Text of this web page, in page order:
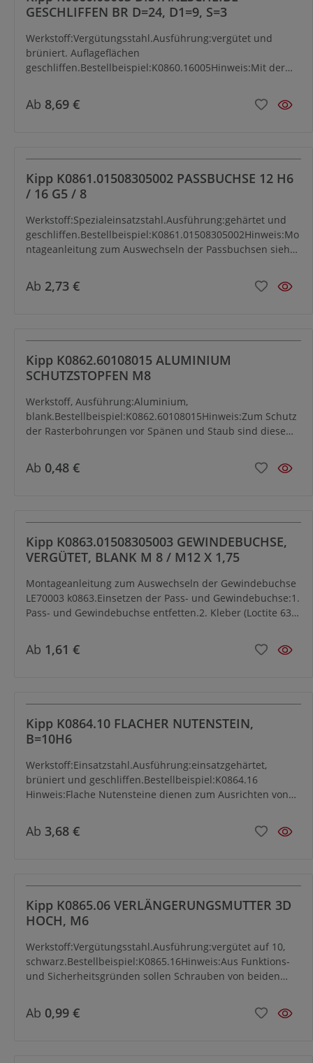
GESCHLIFFEN BR D=24, D1=9, S=3
Werkstoff:Vergütungsstahl.Ausführung:vergütet und
brüniert. Auflageflächen
geschliffen.Bestellbeispiel:K0860.16005Hinweis:Mit der
und Spannhakenaufnahmen verändert werden. Wird die
Distanzscheibe zwischen Grundkörper und
Ab 8,69 €
Kipp K0861.01508305002 PASSBUCHSE 12 H6
/ 16 G5 / 8
Werkstoff:Spezialeinsatzstahl.Ausführung:gehärtet und
geschliffen.Bestellbeispiel:K0861.01508305002Hinweis:Mo
ntageanleitung zum Auswechseln der Passbuchsen siehe
Ab 2,73 €
Kipp K0862.60108015 ALUMINIUM
SCHUTZSTOPFEN M8
Werkstoff, Ausführung:Aluminium,
blank.Bestellbeispiel:K0862.60108015Hinweis:Zum Schutz
der Rasterbohrungen vor Spänen und Staub sind diese
benutzten Bohrungen belassen! Schutzstopfen aus
Aluminium werden eingesetzt, wenn aggressive
Ab 0,48 €
Kipp K0863.01508305003 GEWINDEBUCHSE,
VERGÜTET, BLANK M 8 / M12 X 1,75
Montageanleitung zum Auswechseln der Gewindebuchse
LE70003 k0863.Einsetzen der Pass- und Gewindebuchse:1.
Pass- und Gewindebuchse entfetten.2. Kleber (Loctite 638)
Gewindebuchse geben und einschrauben.4. Kleber
(Loctite 638) auf die Passbuchse geben und einsetzen.
Anwendungsbeispiel dargestellt.5. Entfernen Sie vor dem
Aushärten den beim Einfügen der Pass- und
Gewindebuchse herausgedrückten Kleber.Werkstoff:
Vergütungsstahl.Ausführung: vergütet auf 1100-1300
N/mm².Bestellbeispiel:LE70003 K0863.01508305003
Ab 1,61 €
Kipp K0864.10 FLACHER NUTENSTEIN,
B=10H6
Werkstoff:Einsatzstahl.Ausführung:einsatzgehärtet,
brüniert und geschliffen.Bestellbeispiel:K0864.16
Hinweis:Flache Nutensteine dienen zum Ausrichten von
mit T-Nuten nach DIN 650. Sie werden in die Richtnuten
der Vorrichtungen eingeschraubt. Flache Nutensteine
Ab 3,68 €
Kipp K0865.06 VERLÄNGERUNGSMUTTER 3D
HOCH, M6
Werkstoff:Vergütungsstahl.Ausführung:vergütet auf 10,
schwarz.Bestellbeispiel:K0865.16Hinweis:Aus Funktions-
und Sicherheitsgründen sollen Schrauben von beiden
werden. Minimale Einschraublänge 1x Durchmesser.Auf
Anfrage:Schlüsselweiten nach DIN ISO 272.
Ab 0,99 €